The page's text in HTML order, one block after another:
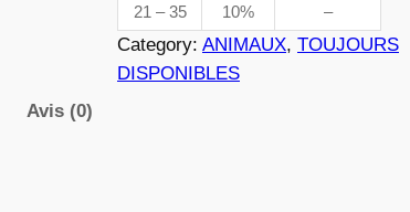
x
0
6
21 – 35
10% –
Category: ANIMAUX, TOUJOURS
DISPONIBLES
Avis (0)